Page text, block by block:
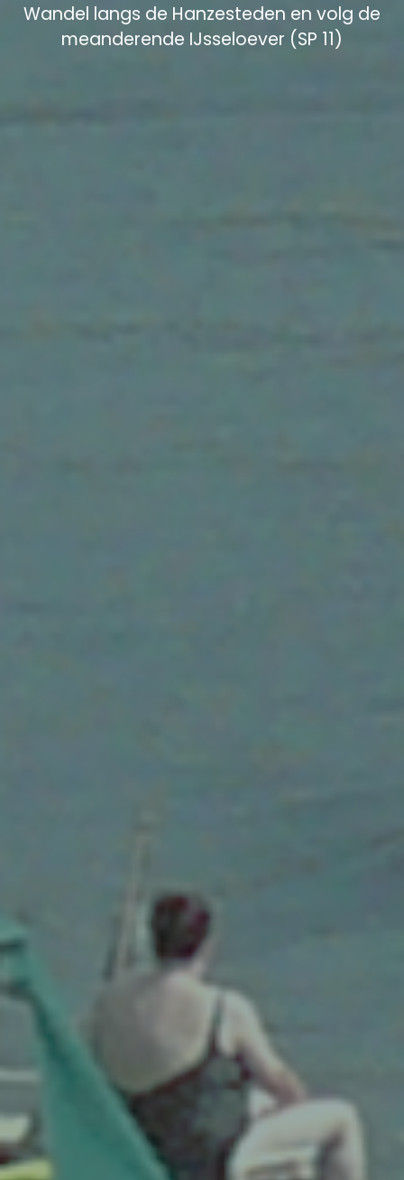
Wandel langs de Hanzesteden en volg de
meanderende IJsseloever (SP 11)